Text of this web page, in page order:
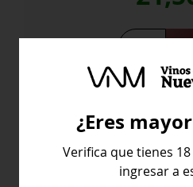
Protos
cantidad
¿Eres
Verifica que tienes
ingresar a